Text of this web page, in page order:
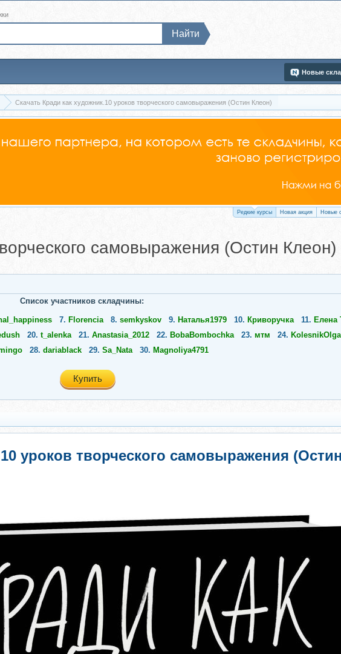
Новые
Найти
Скачать Кради как художник.10 уроков творческого самовыражения (Остин Клеон)
Редкие курсы Новая акция Новые
самовыражения (Остин Клеон)
Список участников складчины:
7. Florencia 8. semkyskov 9. Наталья1979 10. Криворучка 11. Елена
20. t_alenka 21. Anastasia_2012 22. BobaBombochka 23. мтм 24. KolesnikOlga
28. dariablack 29. Sa_Nata 30. Magnoliya4791
Купить
уроков творческого самовыражения